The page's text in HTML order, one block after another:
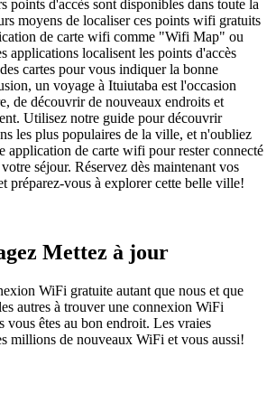
points d'accès sont disponibles dans toute la
moyens de localiser ces points wifi gratuits
de carte wifi comme "Wifi Map" ou
applications localisent les points d'accès
cartes pour vous indiquer la bonne
un voyage à Ituiutaba est l'occasion
de découvrir de nouveaux endroits et
Utilisez notre guide pour découvrir
les plus populaires de la ville, et n'oubliez
application de carte wifi pour rester connecté
séjour. Réservez dès maintenant vos
préparez-vous à explorer cette belle ville!
Mettez à jour
WiFi gratuite autant que nous et que
autres à trouver une connexion WiFi
vous êtes au bon endroit. Les vraies
millions de nouveaux WiFi et vous aussi!